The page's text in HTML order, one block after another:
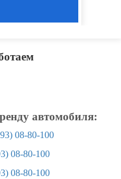
автомобиля:
08-80-100
08-80-100
08-80-100